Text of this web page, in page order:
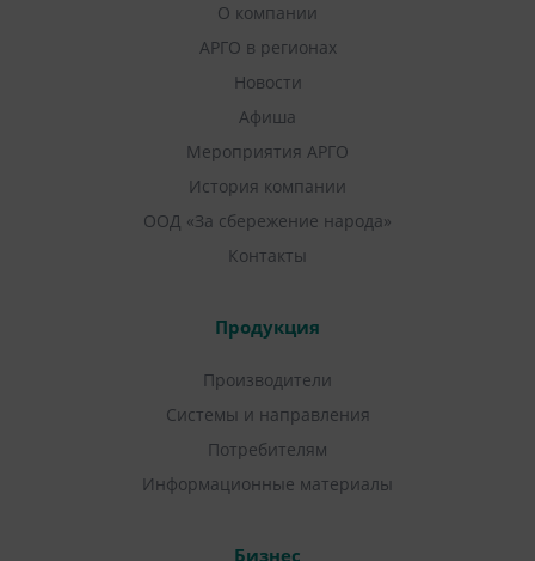
О компании
АРГО в регионах
Новости
Афиша
Мероприятия АРГО
История компании
ООД «За сбережение народа»
Контакты
Продукция
Производители
Системы и направления
Потребителям
Информационные материалы
Бизнес